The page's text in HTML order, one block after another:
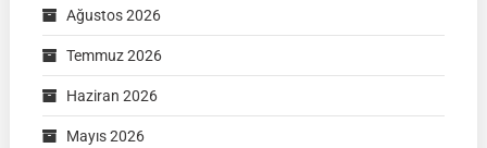
Ağustos 2026
Temmuz 2026
Haziran 2026
Mayıs 2026